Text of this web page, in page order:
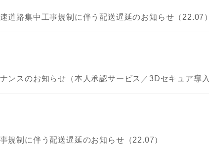
道路集中工事規制に伴う配送遅延のお知らせ（22.07）
規制に伴う配送遅延のお知らせ（22.07）